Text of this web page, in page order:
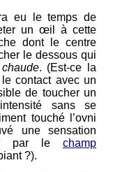
eu le temps de
un œil à cette
dont le centre
le dessous qui
. (Est-ce la
contact avec un
de toucher un
sans se
touché l’ovni
une sensation
par le champ
?).